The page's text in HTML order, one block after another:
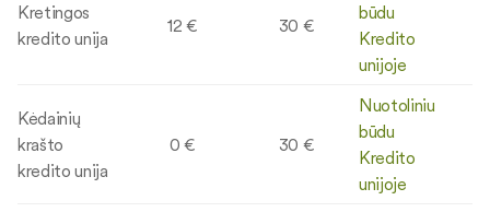
Kretingos
kredito unija
12 € 30 €
būdu
Kredito
unijoje
Kėdainių
krašto
kredito unija
0 € 30 €
Nuotoliniu
būdu
Kredito
unijoje